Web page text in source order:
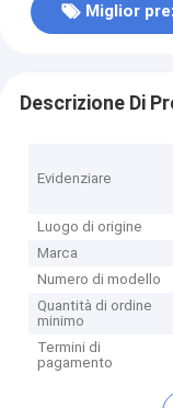
Miglior
Descrizione Di
Evidenziare
Luogo di origine
Marca
Numero di modello
Quantità di ordine
minimo
Termini di
pagamento